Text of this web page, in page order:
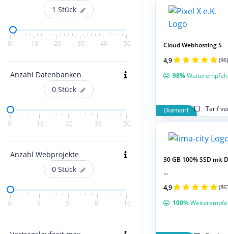
1 Stück
0 10 20 30 40 50
Anzahl Datenbanken
0 Stück
0 13 25 38 50
Anzahl Webprojekte
0 Stück
0 3 5 8 10
Diamant Tarif
Cloud Webhosting S
4,9 (96)
98%
30 GB 100% SSD mit
...
4,9
100%